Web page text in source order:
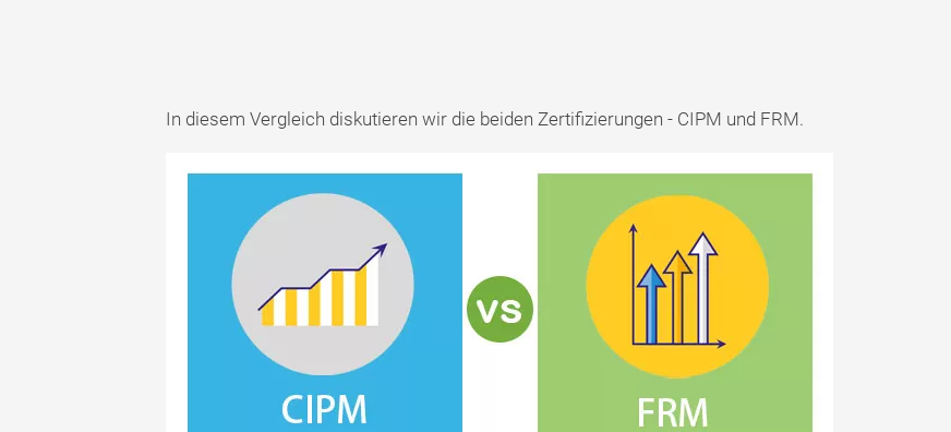
In diesem Vergleich diskutieren wir die beiden Zertifizierungen - CIPM und FRM.